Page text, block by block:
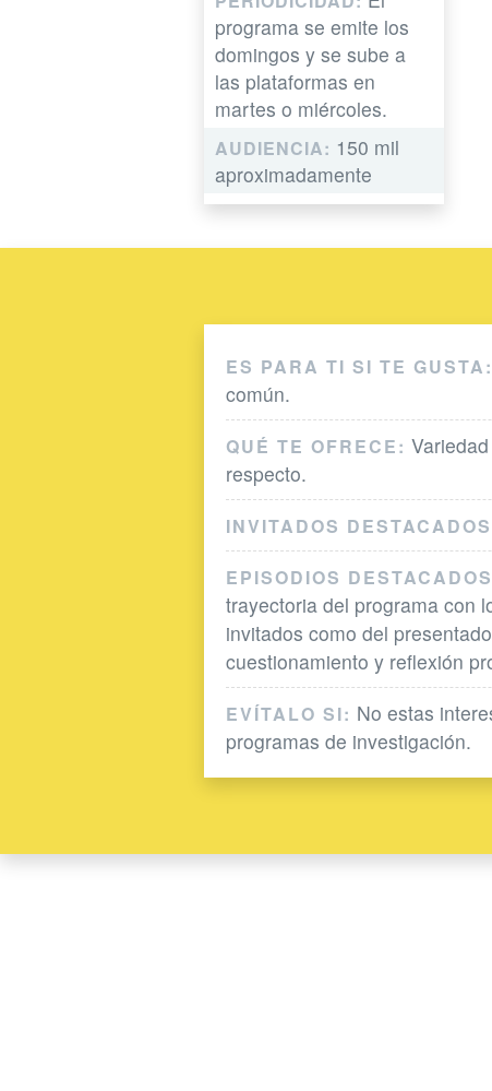
programa se emite los
domingos y se sube a
las plataformas en
martes o miércoles.
AUDIENCIA: 150 mil
aproximadamente
ES PARA TI SI TE GUSTA:
común.
QUÉ TE OFRECE:
respecto.
INVITADOS
EPISODIOS
trayectoria del programa con
invitados como del
cuestionamiento y reflexión
EVÍTALO SI: No estas
programas de investigación.